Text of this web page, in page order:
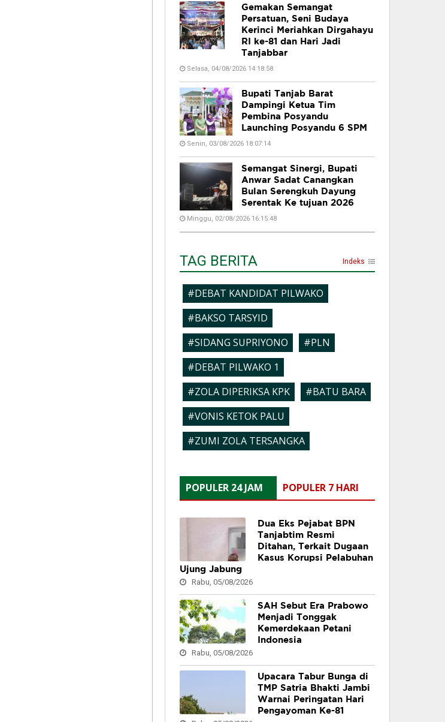
Gemakan Semangat
Persatuan, Seni Budaya
Kerinci Meriahkan Dirgahayu
RI ke-81 dan Hari Jadi
Tanjabbar
Selasa, 04/08/2026 14:18:58
Bupati Tanjab Barat
Dampingi Ketua Tim
Pembina Posyandu
Launching Posyandu 6 SPM
Senin, 03/08/2026 18:07:14
Semangat Sinergi, Bupati
Anwar Sadat Canangkan
Bulan Serengkuh Dayung
Serentak Ke tujuan 2026
Minggu, 02/08/2026 16:15:48
TAG BERITA Indeks
#DEBAT KANDIDAT PILWAKO
#BAKSO TARSYID
#SIDANG SUPRIYONO
#PLN
#DEBAT PILWAKO 1
#ZOLA DIPERIKSA KPK
#BATU BARA
#VONIS KETOK PALU
#ZUMI ZOLA TERSANGKA
POPULER 24 JAM POPULER 7 HARI
Dua Eks Pejabat BPN
Tanjabtim Resmi
Ditahan, Terkait Dugaan
Kasus Korupsi Pelabuhan
Ujung Jabung
Rabu, 05/08/2026
SAH Sebut Era Prabowo
Menjadi Tonggak
Kemerdekaan Petani
Indonesia
Rabu, 05/08/2026
Upacara Tabur Bunga di
TMP Satria Bhakti Jambi
Warnai Peringatan Hari
Pengayoman Ke-81